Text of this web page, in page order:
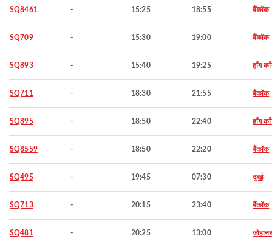
SQ8461 - 15:25 18:55 बैंकॉक
SQ709 - 15:30 19:00 बैंकॉक
SQ893 - 15:40 19:25 हाँग
SQ711 - 18:30 21:55 बैंकॉक
SQ895 - 18:50 22:40 हाँग
SQ8559 - 18:50 22:20 बैंकॉक
SQ495 - 19:45 07:30 दुबई
SQ713 - 20:15 23:40 बैंकॉक
SQ481 - 20:25 13:00